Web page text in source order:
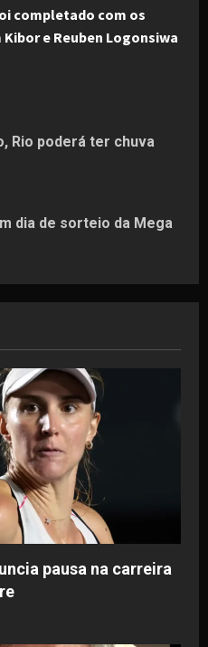
completado com os
e Reuben Logonsiwa
Rio poderá ter chuva
dia de sorteio da Mega
pausa na carreira